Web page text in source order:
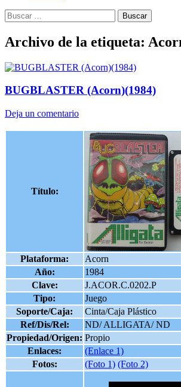
Buscar:
Archivo de la etiqueta:
BUGBLASTER (Acorn)(1984)
Deja un comentario
Título:
Plataforma:
Acorn
Año:
1984
Clave:
J.ACOR.C.0202.P
Tipo:
Juego
Soporte/Caja:
Cinta/Caja Plástico
Ref/Dis/Rel:
ND/ ALLIGATA/ ND
Propiedad/Origen: Propio
Enlaces:
(Enlace 1)
Fotos:
(Foto 1) (Foto 2)